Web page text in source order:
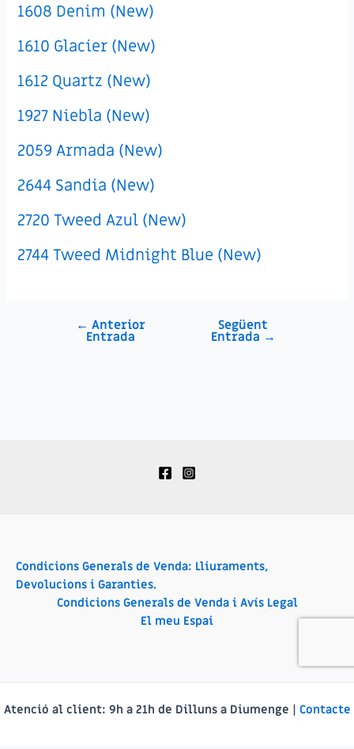
1608 Denim (New)
1610 Glacier (New)
1612 Quartz (New)
1927 Niebla (New)
2059 Armada (New)
2644 Sandia (New)
2720 Tweed Azul (New)
2744 Tweed Midnight Blue (New)
Navegació
d'entrades
← Anterior
Entrada
Següent
Entrada →
Condicions Generals de Venda: Lliuraments,
Devolucions i Garanties.
Condicions Generals de Venda i Avís Legal
El meu Espai
Atenció al client: 9h a 21h de Dilluns a Diumenge | Contacte